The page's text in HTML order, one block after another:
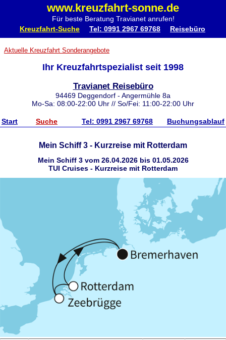
www.kreuzfahrt-sonne.de
Für beste Beratung Travianet anrufen!
Kreuzfahrt-Suche Tel: 0991 2967 69768 Reisebüro
Aktuelle Kreuzfahrt Sonderangebote
Ihr Kreuzfahrtspezialist seit 1998
Travianet Reisebüro
94469 Deggendorf - Angermühle 8a
Mo-Sa: 08:00-22:00 Uhr // So/Fei: 11:00-22:00 Uhr
Start Suche Tel: 0991 2967 69768 Buchungsablauf
Mein Schiff 3 - Kurzreise mit Rotterdam
Mein Schiff 3 vom 26.04.2026 bis 01.05.2026
TUI Cruises - Kurzreise mit Rotterdam